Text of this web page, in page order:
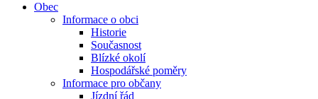
Obec
Informace o obci
Historie
Současnost
Blízké okolí
Hospodářské poměry
Informace pro občany
Jízdní řád